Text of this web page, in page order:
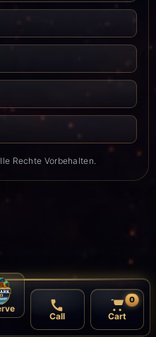
Call Cart
0
Rechte Vorbehalten.